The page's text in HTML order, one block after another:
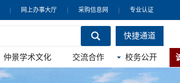
专业认证
采购信息网
网上办事大厅
快捷通道
仲景学术文化 交流合作 校务公开